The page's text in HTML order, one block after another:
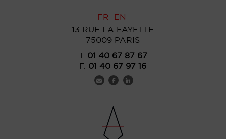
FR
EN
13 RUE LA FAYETTE
75009 PARIS
T. 01 40 67 87 67
F. 01 40 67 97 16